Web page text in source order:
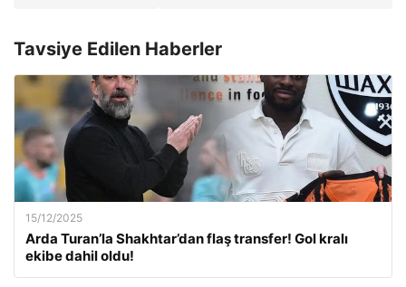
Tavsiye Edilen Haberler
15/12/2025
Arda Turan’la Shakhtar’dan flaş transfer! Gol kralı
ekibe dahil oldu!